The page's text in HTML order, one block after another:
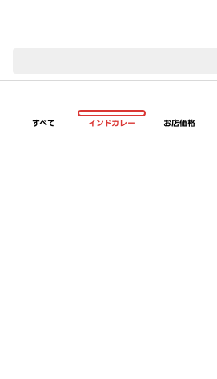
すべて インドカレー お店価格